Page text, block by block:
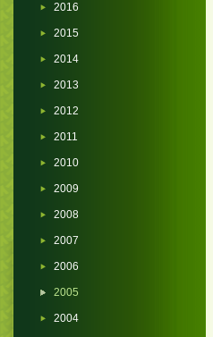
2016
2015
2014
2013
2012
2011
2010
2009
2008
2007
2006
2005
2004